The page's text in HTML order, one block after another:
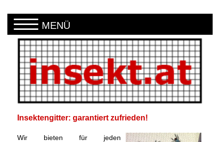
MENÜ
Insektengitter: garantiert zufrieden!
Wir bieten für jeden